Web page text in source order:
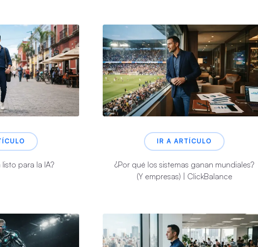
para la IA?
IR A ARTÍCULO
¿Por qué los sistemas ganan mundiales?
(Y empresas) | ClickBalance